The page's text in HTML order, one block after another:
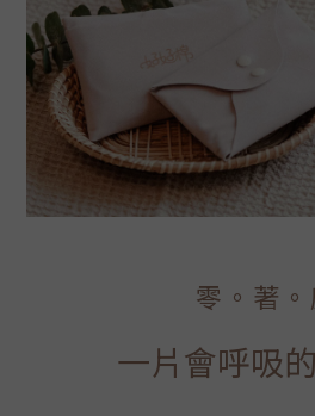
零。著。
一片會呼吸